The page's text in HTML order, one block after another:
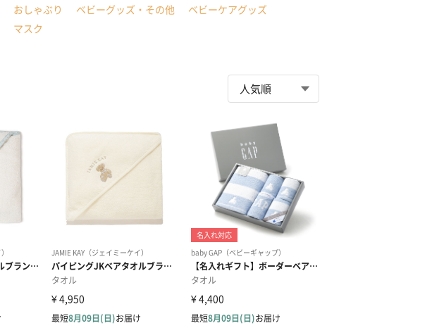
おしゃぶり ベビーグッズ・その他
ベビーケアグッズ
マスク